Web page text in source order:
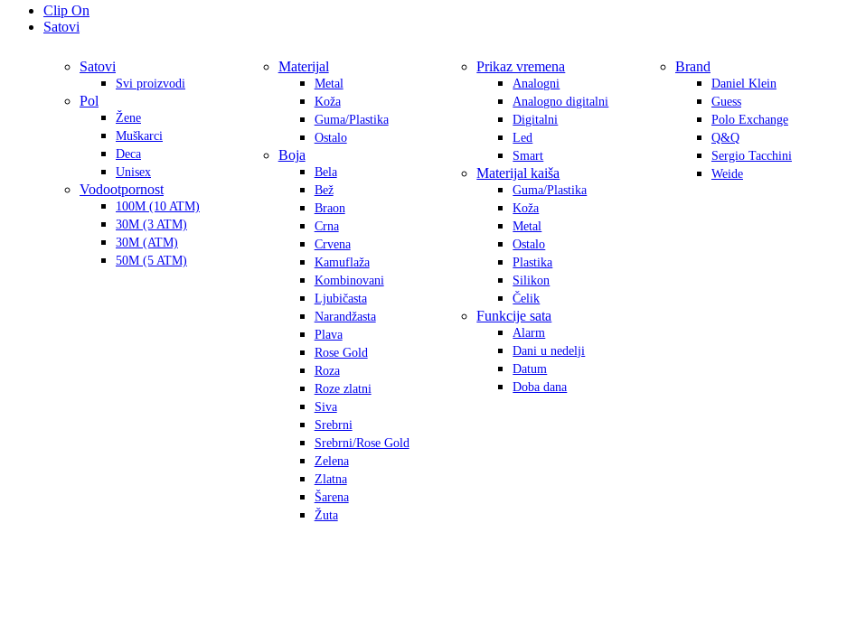
Clip On
Satovi
Satovi
Svi proizvodi
Pol
Žene
Muškarci
Deca
Unisex
Vodootpornost
100M (10 ATM)
30M (3 ATM)
30M (ATM)
50M (5 ATM)
Materijal
Metal
Koža
Guma/Plastika
Ostalo
Boja
Bela
Bež
Braon
Crna
Crvena
Kamuflaža
Kombinovani
Ljubičasta
Narandžasta
Plava
Rose Gold
Roza
Roze zlatni
Siva
Srebrni
Srebrni/Rose Gold
Zelena
Zlatna
Šarena
Žuta
Prikaz vremena
Analogni
Analogno digitalni
Digitalni
Led
Smart
Materijal kaiša
Guma/Plastika
Koža
Metal
Ostalo
Plastika
Silikon
Čelik
Funkcije sata
Alarm
Dani u nedelji
Datum
Doba dana
Brand
Daniel Klein
Guess
Polo Exchange
Q&Q
Sergio Tacchini
Weide